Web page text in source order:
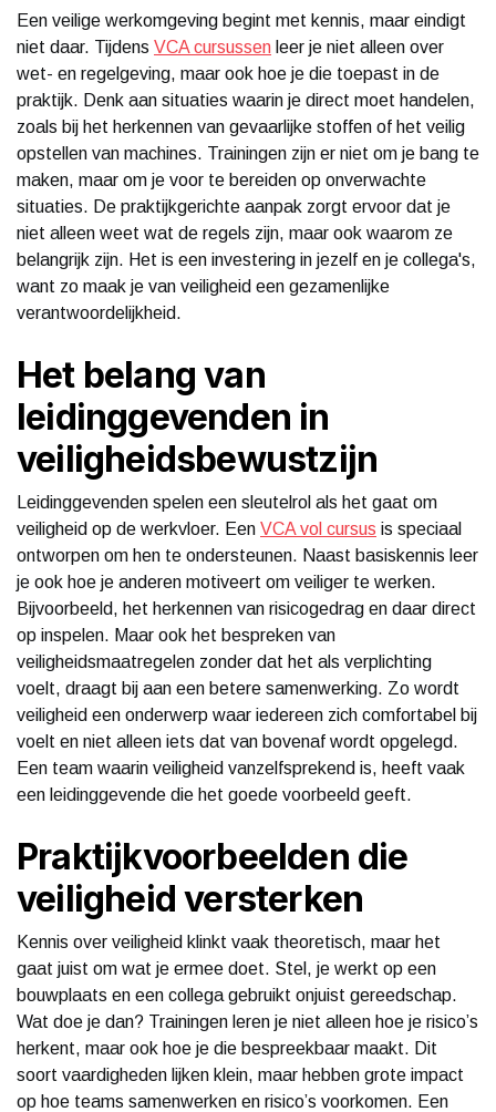
Een veilige werkomgeving begint met kennis, maar eindigt
niet daar. Tijdens VCA cursussen leer je niet alleen over
wet- en regelgeving, maar ook hoe je die toepast in de
praktijk. Denk aan situaties waarin je direct moet handelen,
zoals bij het herkennen van gevaarlijke stoffen of het veilig
opstellen van machines. Trainingen zijn er niet om je bang te
maken, maar om je voor te bereiden op onverwachte
situaties. De praktijkgerichte aanpak zorgt ervoor dat je
niet alleen weet wat de regels zijn, maar ook waarom ze
belangrijk zijn. Het is een investering in jezelf en je collega's,
want zo maak je van veiligheid een gezamenlijke
verantwoordelijkheid.
Het belang van
leidinggevenden in
veiligheidsbewustzijn
Leidinggevenden spelen een sleutelrol als het gaat om
veiligheid op de werkvloer. Een VCA vol cursus is speciaal
ontworpen om hen te ondersteunen. Naast basiskennis leer
je ook hoe je anderen motiveert om veiliger te werken.
Bijvoorbeeld, het herkennen van risicogedrag en daar direct
op inspelen. Maar ook het bespreken van
veiligheidsmaatregelen zonder dat het als verplichting
voelt, draagt bij aan een betere samenwerking. Zo wordt
veiligheid een onderwerp waar iedereen zich comfortabel bij
voelt en niet alleen iets dat van bovenaf wordt opgelegd.
Een team waarin veiligheid vanzelfsprekend is, heeft vaak
een leidinggevende die het goede voorbeeld geeft.
Praktijkvoorbeelden die
veiligheid versterken
Kennis over veiligheid klinkt vaak theoretisch, maar het
gaat juist om wat je ermee doet. Stel, je werkt op een
bouwplaats en een collega gebruikt onjuist gereedschap.
Wat doe je dan? Trainingen leren je niet alleen hoe je risico’s
herkent, maar ook hoe je die bespreekbaar maakt. Dit
soort vaardigheden lijken klein, maar hebben grote impact
op hoe teams samenwerken en risico’s voorkomen. Een